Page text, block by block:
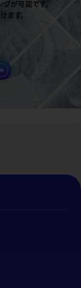
が可能です。
ます。